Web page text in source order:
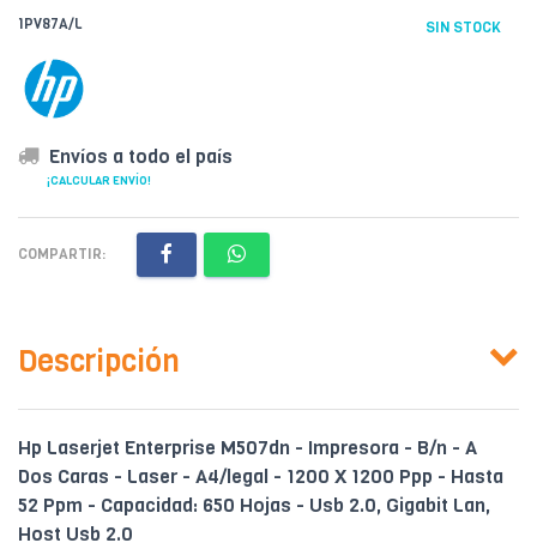
1PV87A/L SIN STOCK
Envíos a todo el país
¡CALCULAR ENVÍO!
COMPARTIR:
Descripción
Hp Laserjet Enterprise M507dn - Impresora - B/n - A
Dos Caras - Laser - A4/legal - 1200 X 1200 Ppp - Hasta
52 Ppm - Capacidad: 650 Hojas - Usb 2.0, Gigabit Lan,
Host Usb 2.0